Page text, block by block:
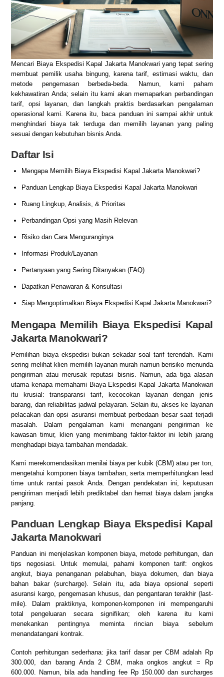
Mencari Biaya Ekspedisi Kapal Jakarta Manokwari yang tepat sering
membuat pemilik usaha bingung, karena tarif, estimasi waktu, dan
metode pengemasan berbeda-beda. Namun, kami paham
kekhawatiran Anda; selain itu kami akan memaparkan perbandingan
tarif, opsi layanan, dan langkah praktis berdasarkan pengalaman
operasional kami. Karena itu, baca panduan ini sampai akhir untuk
menghindari biaya tak terduga dan memilih layanan yang paling
sesuai dengan kebutuhan bisnis Anda.
Daftar Isi
Mengapa Memilih Biaya Ekspedisi Kapal Jakarta Manokwari?
Panduan Lengkap Biaya Ekspedisi Kapal Jakarta Manokwari
Ruang Lingkup, Analisis, & Prioritas
Perbandingan Opsi yang Masih Relevan
Risiko dan Cara Menguranginya
Informasi Produk/Layanan
Pertanyaan yang Sering Ditanyakan (FAQ)
Dapatkan Penawaran & Konsultasi
Siap Mengoptimalkan Biaya Ekspedisi Kapal Jakarta Manokwari?
Mengapa Memilih Biaya Ekspedisi Kapal
Jakarta Manokwari?
Pemilihan biaya ekspedisi bukan sekadar soal tarif terendah. Kami
sering melihat klien memilih layanan murah namun berisiko menunda
pengiriman atau merusak reputasi bisnis. Namun, ada tiga alasan
utama kenapa memahami Biaya Ekspedisi Kapal Jakarta Manokwari
itu krusial: transparansi tarif, kecocokan layanan dengan jenis
barang, dan reliabilitas jadwal pelayaran. Selain itu, akses ke layanan
pelacakan dan opsi asuransi membuat perbedaan besar saat terjadi
masalah. Dalam pengalaman kami menangani pengiriman ke
kawasan timur, klien yang menimbang faktor-faktor ini lebih jarang
menghadapi biaya tambahan mendadak.
Kami merekomendasikan menilai biaya per kubik (CBM) atau per ton,
mengetahui komponen biaya tambahan, serta memperhitungkan lead
time untuk rantai pasok Anda. Dengan pendekatan ini, keputusan
pengiriman menjadi lebih prediktabel dan hemat biaya dalam jangka
panjang.
Panduan Lengkap Biaya Ekspedisi Kapal
Jakarta Manokwari
Panduan ini menjelaskan komponen biaya, metode perhitungan, dan
tips negosiasi. Untuk memulai, pahami komponen tarif: ongkos
angkut, biaya penanganan pelabuhan, biaya dokumen, dan biaya
bahan bakar (surcharge). Selain itu, ada biaya opsional seperti
asuransi kargo, pengemasan khusus, dan pengantaran terakhir (last-
mile). Dalam praktiknya, komponen-komponen ini mempengaruhi
total pengeluaran secara signifikan; oleh karena itu kami
menekankan pentingnya meminta rincian biaya sebelum
menandatangani kontrak.
Contoh perhitungan sederhana: jika tarif dasar per CBM adalah Rp
300.000, dan barang Anda 2 CBM, maka ongkos angkut = Rp
600.000. Namun, bila ada handling fee Rp 150.000 dan surcharges